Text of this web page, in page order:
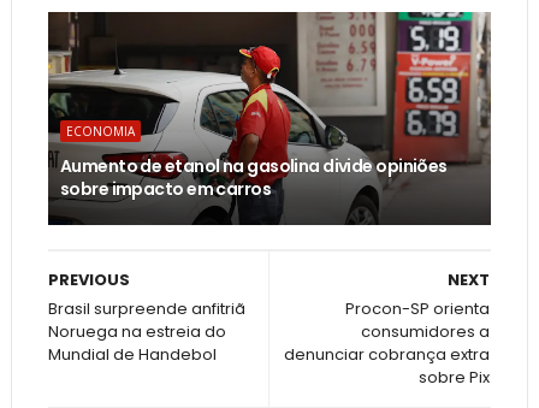
ECONOMIA
Aumento de etanol na gasolina divide opiniões
sobre impacto em carros
NEXT
Procon-SP orienta
consumidores a
denunciar cobrança extra
sobre Pix
PREVIOUS
Brasil surpreende anfitriã
Noruega na estreia do
Mundial de Handebol